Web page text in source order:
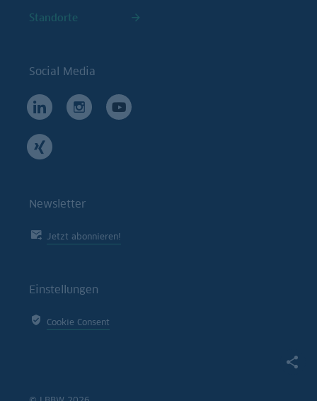
Standorte
Social Media
Newsletter
Jetzt abonnieren!
Einstellungen
Cookie Consent